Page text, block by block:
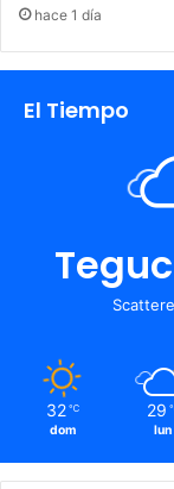
hace 1 día
El Tiempo
32 ℃
dom
29
lun